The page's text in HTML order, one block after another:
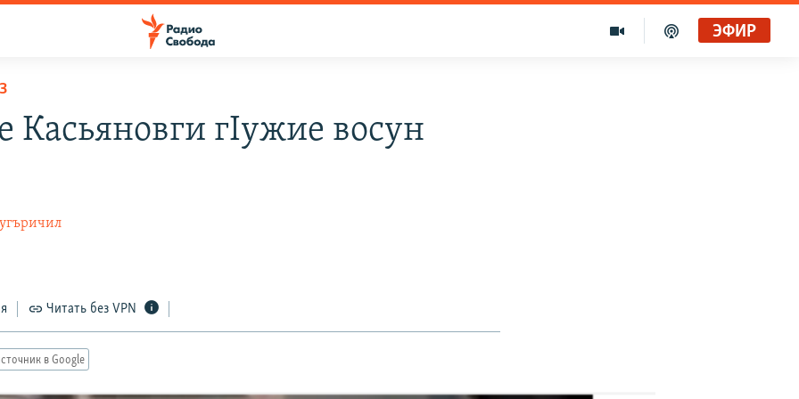
ЭФИР
Касьяновги гIужие восун
Читать без VPN
в Google